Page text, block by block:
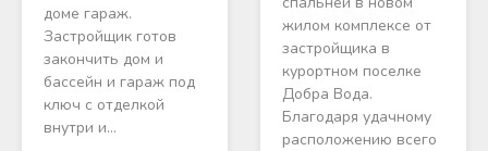
доме гараж.
Застройщик готов
закончить дом и
бассейн и гараж под
ключ с отделкой
внутри и…
жилом комплексе от
застройщика в
курортном поселке
Добра Вода.
Благодаря удачному
расположению всего